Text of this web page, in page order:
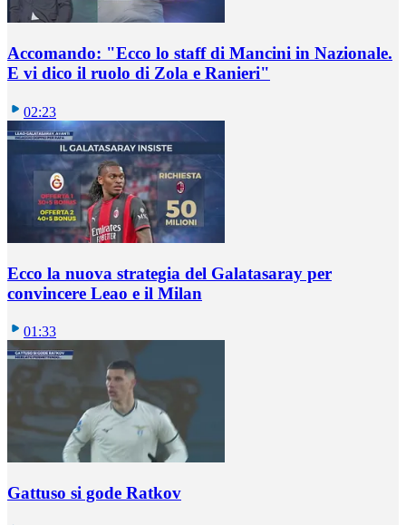
Accomando: "Ecco lo staff di Mancini in Nazionale.
E vi dico il ruolo di Zola e Ranieri"
02:23
Ecco la nuova strategia del Galatasaray per
convincere Leao e il Milan
01:33
Gattuso si gode Ratkov